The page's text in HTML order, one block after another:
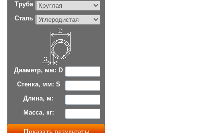
Труба
Сталь
Диаметр, мм: D
Стенка, мм: S
Длина, м:
Масса, кг: